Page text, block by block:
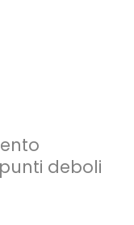
deboli